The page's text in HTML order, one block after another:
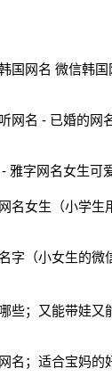
国网名 微信韩国
网名 - 已婚的网
雅字网名女生可
名女生（小学生
字（小女生的微
些；又能带娃又
名；适合宝妈的